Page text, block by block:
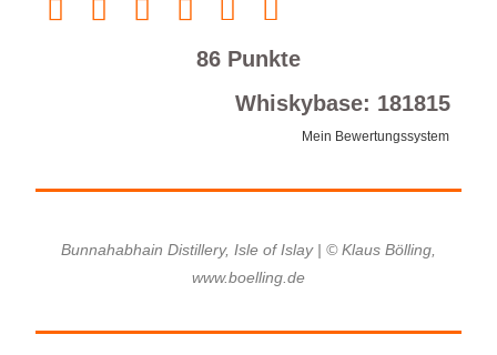
86 Punkte
Whiskybase: 181815
Mein Bewertungssystem
Bunnahabhain Distillery, Isle of Islay | © Klaus Bölling,
www.boelling.de